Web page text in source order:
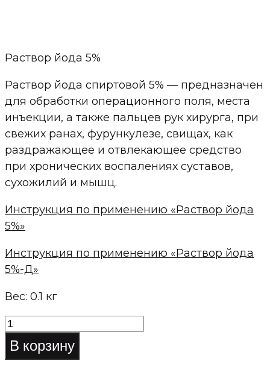
Раствор йода 5%
Раствор йода спиртовой 5% — предназначен
для обработки операционного поля, места
инъекции, а также пальцев рук хирурга, при
свежих ранах, фурункулезе, свищах, как
раздражающее и отвлекающее средство
при хронических воспалениях суставов,
сухожилий и мышц.
Инструкция по применению «Раствор йода
5%»
Инструкция по применению «Раствор йода
5%-Д»
Вес: 0.1 кг
Количество
товара
Раствор
В корзину